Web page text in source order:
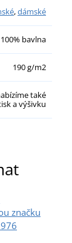
,dámské
100% bavlna
190 g/m2
také
a výšivku
značku